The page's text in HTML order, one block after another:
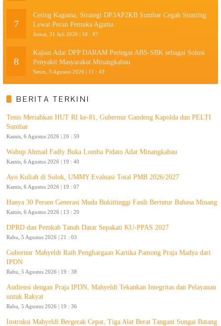
7
Ceting Kagama, Strategi DP3AP2KB Sumbar Cegah Stunting
Lewat Peran Pemuka Agama
Jumat, 31 Juli 2026 | 18 : 47
8
Kajian Adat DPP DARAM Pertegas ABS-SBK sebagai Solusi
Penyakit Masyarakat Minangkabau
Senin, 3 Agustus 2026 | 11 : 43
BERITA TERKINI
Tenis Meriahkan HUT RI ke-81, Gubernur Gandeng Kapolda dan PELTI
Sumbar
Kamis, 6 Agustus 2026 | 20 : 59
Wabup Ahmad Fadly Buka Lomba Pidato Adat Minangkabau
Kamis, 6 Agustus 2026 | 19 : 40
Ayo Kuliah di Solok, UMMY Evaluasi Total PMB 2026/2027
Kamis, 6 Agustus 2026 | 19 : 07
Hanya 30 Persen Generasi Muda Bukittinggi Fasih Bertutur Bahasa Minang
Kamis, 6 Agustus 2026 | 13 : 20
DPRD dan Pemkab Tanah Datar Sepakati KU-PPAS 2027
Rabu, 5 Agustus 2026 | 21 : 03
Gubernur Mahyeldi Raih Penghargaan Kartika Pamong Praja Madya dari
IPDN
Rabu, 5 Agustus 2026 | 19 : 38
Audiensi dengan Praja IPDN, Mahyeldi Tekankan Integritas dan Pelayanan
untuk Rakyat
Rabu, 5 Agustus 2026 | 19 : 36
Instruksi Mahyeldi Bergerak Cepat, Tiga Alat Berat Tangani Sungai Batang